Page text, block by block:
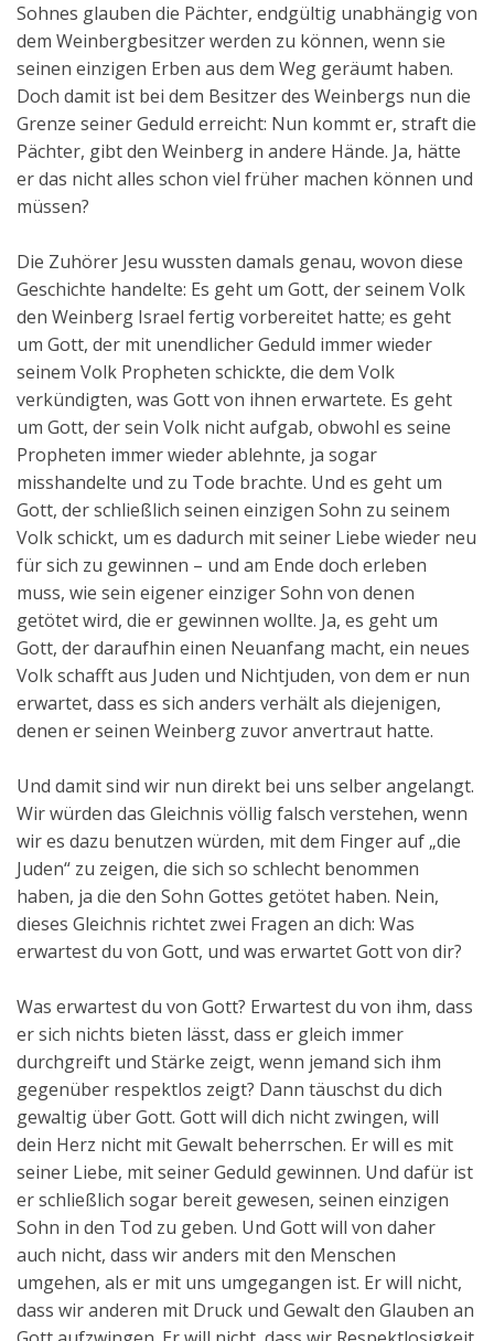
Sohnes glauben die Pächter, endgültig unabhängig von
dem Weinbergbesitzer werden zu können, wenn sie
seinen einzigen Erben aus dem Weg geräumt haben.
Doch damit ist bei dem Besitzer des Weinbergs nun die
Grenze seiner Geduld erreicht: Nun kommt er, straft die
Pächter, gibt den Weinberg in andere Hände. Ja, hätte
er das nicht alles schon viel früher machen können und
müssen?
Die Zuhörer Jesu wussten damals genau, wovon diese
Geschichte handelte: Es geht um Gott, der seinem Volk
den Weinberg Israel fertig vorbereitet hatte; es geht
um Gott, der mit unendlicher Geduld immer wieder
seinem Volk Propheten schickte, die dem Volk
verkündigten, was Gott von ihnen erwartete. Es geht
um Gott, der sein Volk nicht aufgab, obwohl es seine
Propheten immer wieder ablehnte, ja sogar
misshandelte und zu Tode brachte. Und es geht um
Gott, der schließlich seinen einzigen Sohn zu seinem
Volk schickt, um es dadurch mit seiner Liebe wieder neu
für sich zu gewinnen – und am Ende doch erleben
muss, wie sein eigener einziger Sohn von denen
getötet wird, die er gewinnen wollte. Ja, es geht um
Gott, der daraufhin einen Neuanfang macht, ein neues
Volk schafft aus Juden und Nichtjuden, von dem er nun
erwartet, dass es sich anders verhält als diejenigen,
denen er seinen Weinberg zuvor anvertraut hatte.
Und damit sind wir nun direkt bei uns selber angelangt.
Wir würden das Gleichnis völlig falsch verstehen, wenn
wir es dazu benutzen würden, mit dem Finger auf „die
Juden“ zu zeigen, die sich so schlecht benommen
haben, ja die den Sohn Gottes getötet haben. Nein,
dieses Gleichnis richtet zwei Fragen an dich: Was
erwartest du von Gott, und was erwartet Gott von dir?
Was erwartest du von Gott? Erwartest du von ihm, dass
er sich nichts bieten lässt, dass er gleich immer
durchgreift und Stärke zeigt, wenn jemand sich ihm
gegenüber respektlos zeigt? Dann täuschst du dich
gewaltig über Gott. Gott will dich nicht zwingen, will
dein Herz nicht mit Gewalt beherrschen. Er will es mit
seiner Liebe, mit seiner Geduld gewinnen. Und dafür ist
er schließlich sogar bereit gewesen, seinen einzigen
Sohn in den Tod zu geben. Und Gott will von daher
auch nicht, dass wir anders mit den Menschen
umgehen, als er mit uns umgegangen ist. Er will nicht,
dass wir anderen mit Druck und Gewalt den Glauben an